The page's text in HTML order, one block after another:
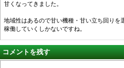
甘くなってきました。
地域性はあるので甘い機種・甘い立ち回りを
稼働していくしかないですね。
コメントを残す